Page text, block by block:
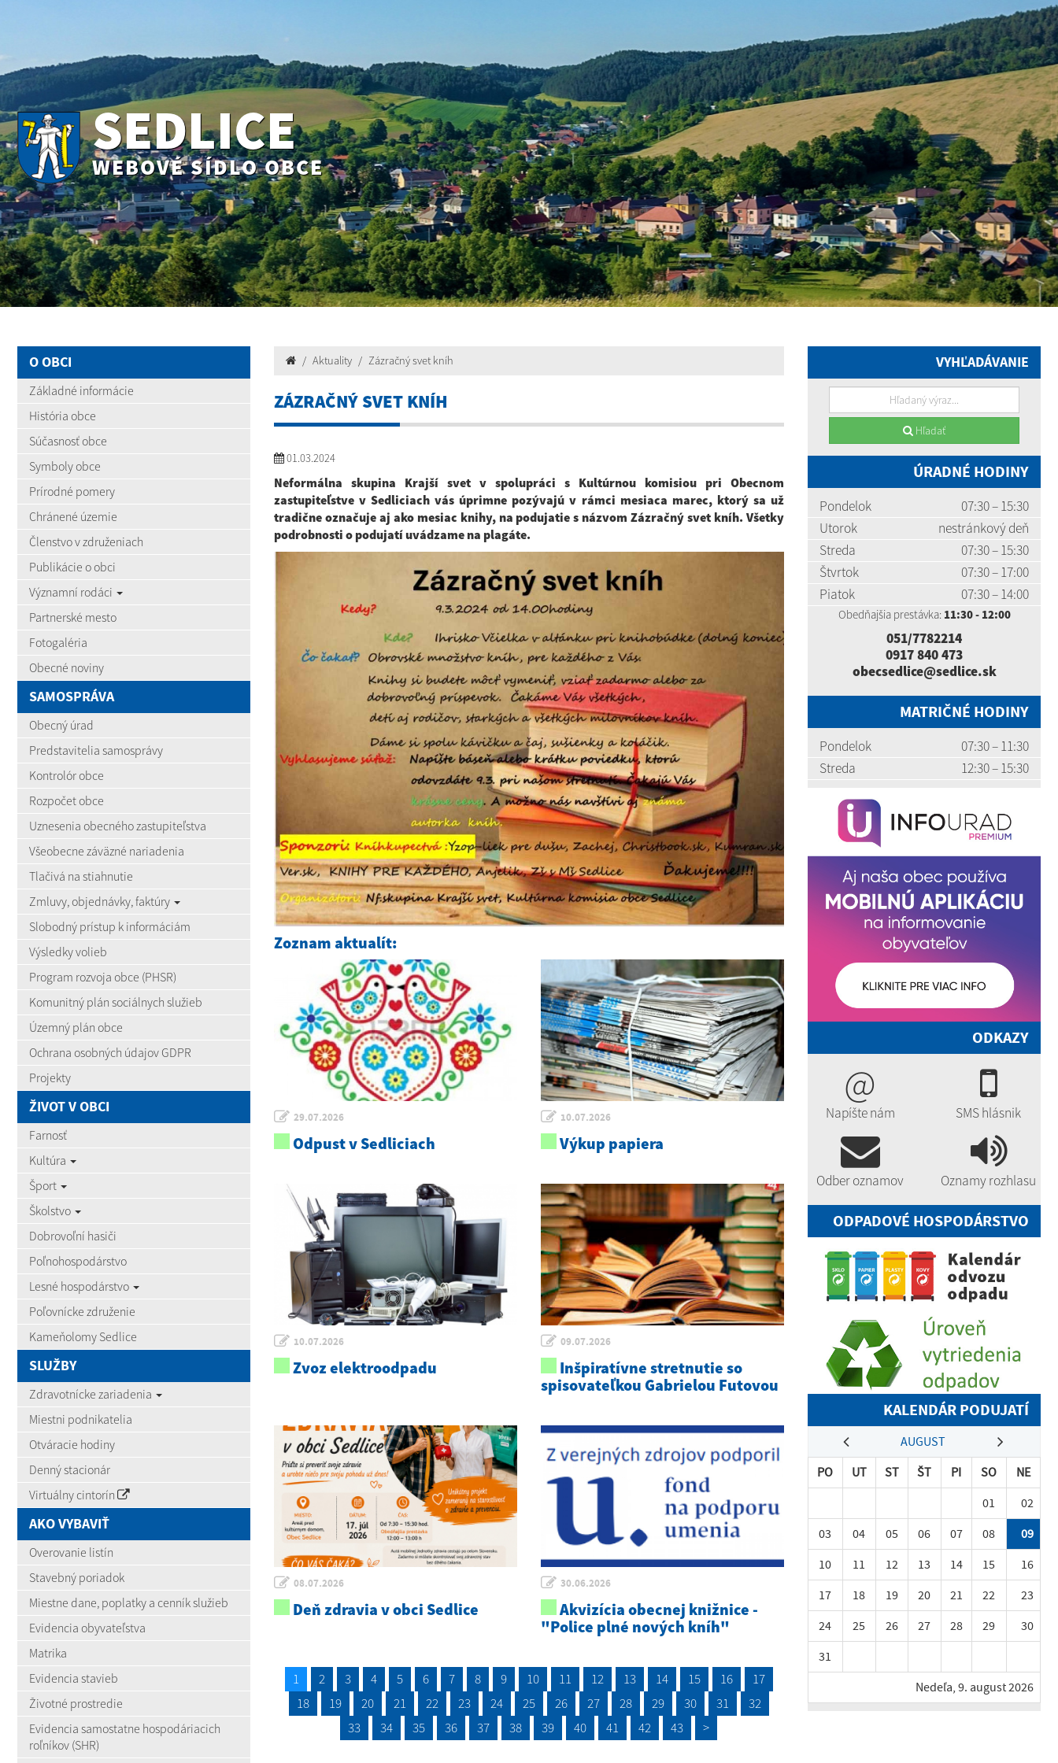
SEDLICE
WEBOVÉ SÍDLO OBCE
O OBCI
Základné informácie
História obce
Súčasnosť obce
Symboly obce
Prírodné pomery
Chránené územie
Členstvo v združeniach
Publikácie o obci
Významní rodáci
Partnerské mesto
Fotogaléria
Obecné noviny
SAMOSPRÁVA
Obecný úrad
Predstavitelia samosprávy
Kontrolór obce
Rozpočet obce
Uznesenia obecného zastupiteľstva
Všeobecne záväzné nariadenia
Tlačivá na stiahnutie
Zmluvy, objednávky, faktúry
Slobodný prístup k informáciám
Výsledky volieb
Program rozvoja obce (PHSR)
Komunitný plán sociálnych služieb
Územný plán obce
Ochrana osobných údajov GDPR
Projekty
ŽIVOT V OBCI
Farnosť
Kultúra
Šport
Školstvo
Dobrovoľní hasiči
Poľnohospodárstvo
Lesné hospodárstvo
Poľovnícke združenie
Kameňolomy Sedlice
SLUŽBY
Zdravotnícke zariadenia
Miestni podnikatelia
Otváracie hodiny
Denný stacionár
Virtuálny cintorín
AKO VYBAVIŤ
Overovanie listín
Stavebný poriadok
Miestne dane, poplatky a cenník služieb
Evidencia obyvateľstva
Matrika
Evidencia stavieb
Životné prostredie
Evidencia samostatne hospodáriacich
roľníkov (SHR)
Aktuality Zázračný svet kníh
ZÁZRAČNÝ SVET KNÍH
01.03.2024
Neformálna skupina Krajší svet v spolupráci s Kultúrnou komisiou pri Obecnom
zastupiteľstve v Sedliciach vás úprimne pozývajú v rámci mesiaca marec, ktorý sa už
tradične označuje aj ako mesiac knihy, na podujaties názvom Zázračný svet kníh. Všetky
podrobnosti o podujatí uvádzame na plagáte.
Zoznam aktualít:
29.07.2026
Odpust v Sedliciach
10.07.2026
Výkup papiera
10.07.2026
Zvoz elektroodpadu
09.07.2026
Inšpiratívne stretnutie so
spisovateľkou Gabrielou Futovou
08.07.2026
Deň zdravia v obci Sedlice
30.06.2026
Akvizícia obecnej knižnice -
"Police plné nových kníh"
1 2 3 4 5 6 7 8 9 10 11 12 13 14 15 16
17
18
19 20 21 22 23 24 25 26 27 28 29 30 31
32
33
34 35 36 37 38 39 40 41 42 43 >
VYHĽADÁVANIE
Hľadať
ÚRADNÉ HODINY
Pondelok
07:30 – 15:30
Utorok
nestránkový deň
Streda
07:30 – 15:30
Štvrtok
07:30 – 17:00
Piatok
07:30 – 14:00
Obedňajšia prestávka: 11:30 - 12:00
051/7782214
0917 840 473
obecsedlice@sedlice.sk
MATRIČNÉ HODINY
Pondelok
07:30 – 11:30
Streda
12:30 – 15:30
ODKAZY
@
Napíšte nám SMS hlásnik
Odber oznamov Oznamy rozhlasu
ODPADOVÉ HOSPODÁRSTVO
KALENDÁR PODUJATÍ
AUGUST
PO
UT ST ŠT PI SO
NE
01
02
03
04 05 06 07 08
09
10
11 12 13 14 15
16
17
18 19 20 21 22
23
24
25 26 27 28 29
30
31
Nedeľa, 9. august 2026